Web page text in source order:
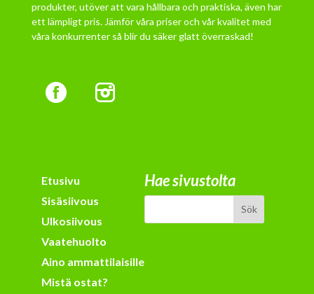
produkter, utöver att vara hållbara och praktiska, även har
ett lämpligt pris. Jämför våra priser och vår kvalitet med
våra konkurrenter så blir du säker glatt överraskad!
Etusivu
Sisäsiivous
Ulkosiivous
Vaatehuolto
Aino ammattilaisille
Mistä ostat?
Hae sivustolta